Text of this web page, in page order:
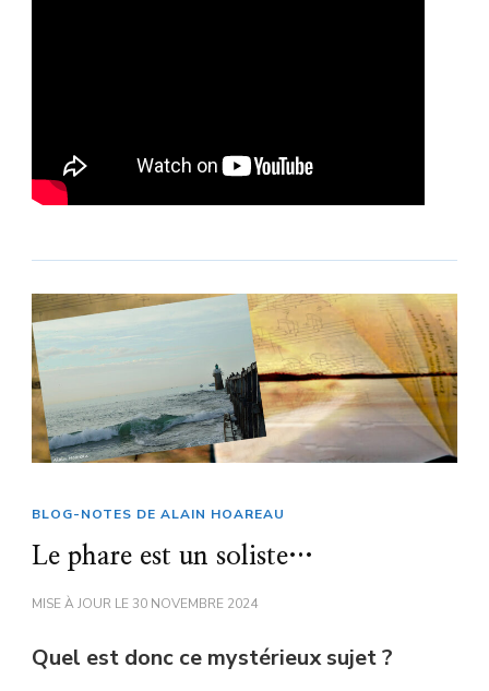
BLOG-NOTES DE ALAIN HOAREAU
Le phare est un soliste…
MISE À JOUR LE 30 NOVEMBRE 2024
Quel est donc ce mystérieux sujet ?